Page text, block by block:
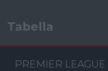
Tabella
PREMIER